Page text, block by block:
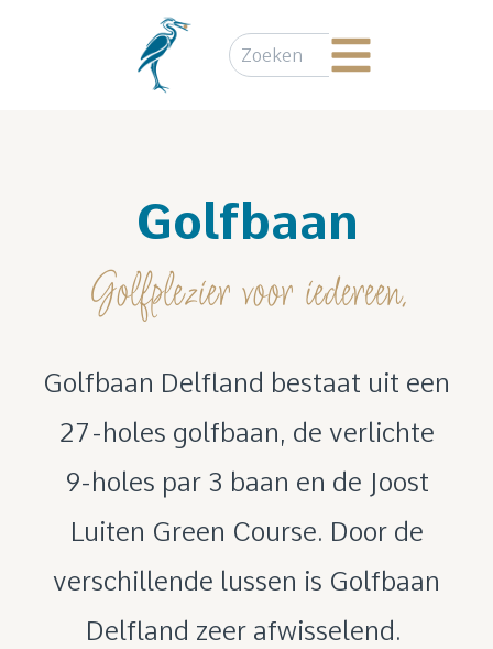
Golfbaan
Golfplezier voor iedereen.
Golfbaan Delfland bestaat uit een
27-holes golfbaan, de verlichte
9-holes par 3 baan en de Joost
Luiten Green Course. Door de
verschillende lussen is Golfbaan
Delfland zeer afwisselend.